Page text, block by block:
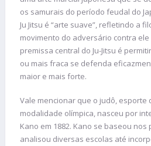
os samurais do período feudal do
Ju Jitsu é “arte suave”, refletindo a
movimento do adversário contra ele
premissa central do Ju-Jitsu é
ou mais fraca se defenda
maior e mais forte.
Vale mencionar que o judô, esporte
modalidade olímpica, nasceu por
Kano em 1882. Kano se baseou
analisou diversas escolas até